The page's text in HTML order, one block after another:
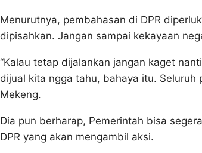
Menurutnya, pembahasan di DPR
dipisahkan. Jangan sampai kekayaan
“Kalau tetap dijalankan jangan kaget
dijual kita ngga tahu, bahaya itu. Seluruh
Mekeng.
Dia pun berharap, Pemerintah bisa
DPR yang akan mengambil aksi.